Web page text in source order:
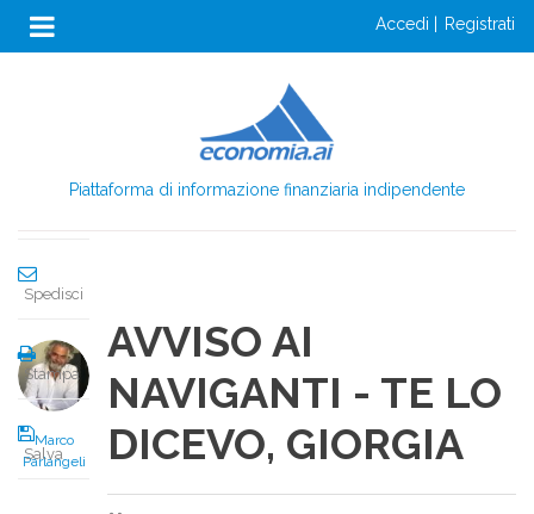
SaltaAnon
Menu
accedi registrati
Piattaforma di informazione finanziaria indipendente
Marco
Parlangeli
Condividi
Spedisci
Stampa
Salva
AVVISO AI
NAVIGANTI - TE LO
DICEVO, GIORGIA